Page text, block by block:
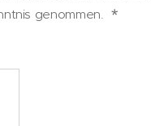
genommen.